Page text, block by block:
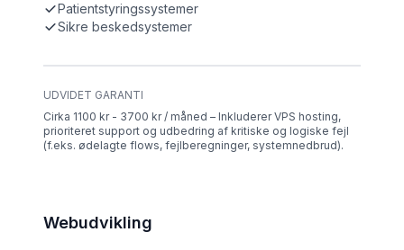
Patientstyringssystemer
Sikre beskedsystemer
UDVIDET GARANTI
Cirka 1100 kr - 3700 kr / måned – Inkluderer VPS hosting,
prioriteret support og udbedring af kritiske og logiske fejl
(f.eks. ødelagte flows, fejlberegninger, systemnedbrud).
Webudvikling